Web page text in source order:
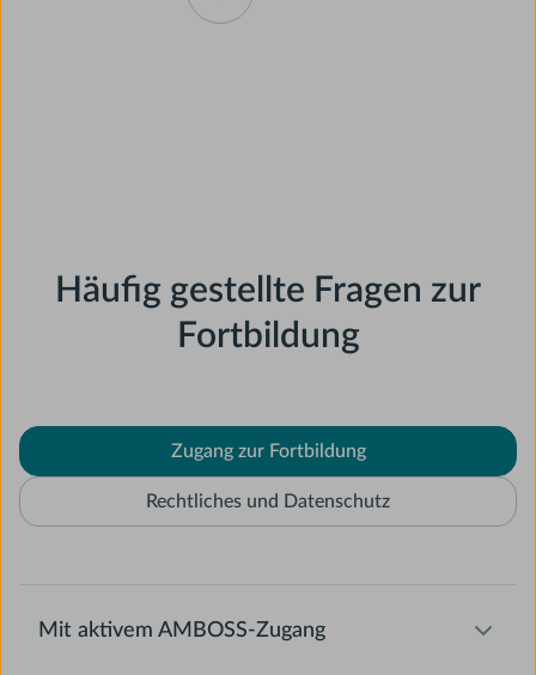
Häufig gestellte Fragen zur
Fortbildung
Zugang zur Fortbildung
Rechtliches und Datenschutz
Mit aktivem AMBOSS-Zugang